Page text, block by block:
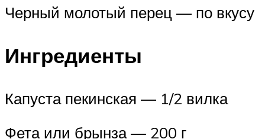
Черный молотый перец — по вкусу
Ингредиенты
Капуста пекинская — 1/2 вилка
Фета или брынза — 200 г